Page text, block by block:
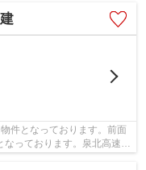
件となっております。前面
っております。泉北高速鉄